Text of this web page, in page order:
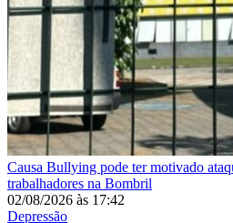
Causa Bullying pode ter motivado
trabalhadores na Bombril
02/08/2026 às 17:42
Depressão